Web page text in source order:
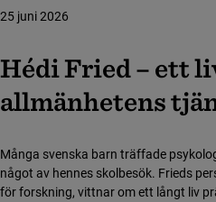
Hédi Fried – ett
allmänhetens
25 juni 2026
Många svenska barn träffade
något av hennes skolbesök. Frieds
för forskning, vittnar om ett långt liv